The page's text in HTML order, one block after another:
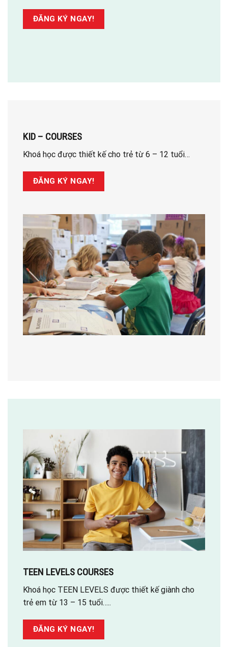
ĐĂNG KÝ NGAY!
KID – COURSES
Khoá học được thiết kế cho trẻ từ 6 – 12 tuổi…
ĐĂNG KÝ NGAY!
TEEN LEVELS COURSES
Khoá học TEEN LEVELS được thiết kế giành cho
trẻ em từ 13 – 15 tuổi…..
ĐĂNG KÝ NGAY!